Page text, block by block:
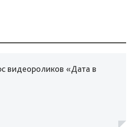
видеороликов «Дата в